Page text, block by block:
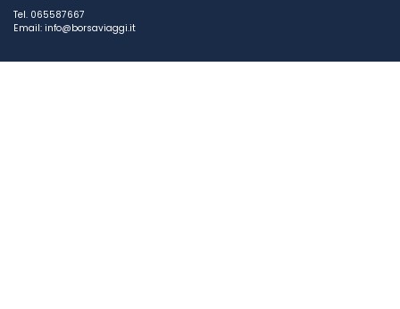
Tel. 065587667
Email: info@borsaviaggi.it